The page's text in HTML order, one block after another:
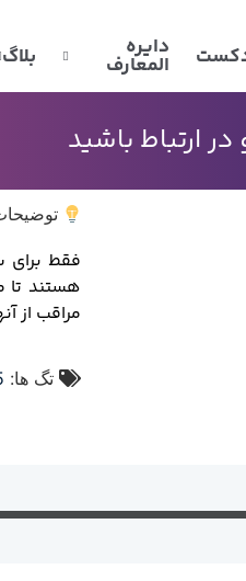
دایره
المعارف بلاگ
ارتباط باشید
فقط برای
هستند تا
مراقب از
تگ ها: